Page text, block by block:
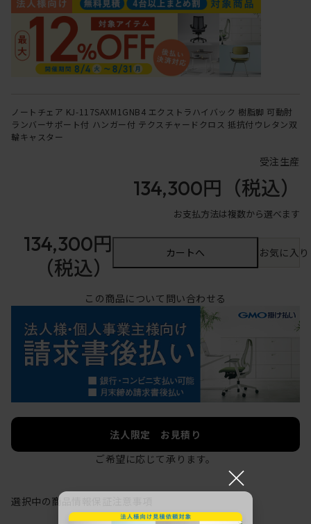
ノートチェア KJ-117SAXM1GNB4 エクストラハイバック 樹脂脚 可動肘
ランバーサポート付 ハンガー付 テクスチャードクロス 抵抗付ウレタン双
輪キャスター
受注生産
134,300円 （税込）
お支払方法は複数から選べます
134,300円
（税込）
カートへ お気に入
この商品について問い合わせる
法人限定 お見積り
ご希望に応じて承ります。
選択中の商品情報
×